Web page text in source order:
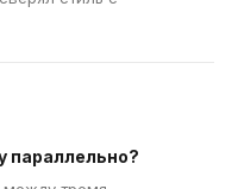
параллельно?